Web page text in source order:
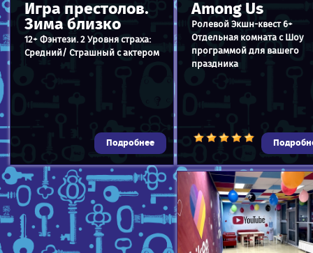
Игра престолов.
Зима близко
12+ Фэнтези. 2 Уровня страха:
Средний/ Страшный с актером
Подробнее
Among Us
Ролевой Экшн-квест 6+
Отдельная комната с Шоу
программой для вашего
праздника